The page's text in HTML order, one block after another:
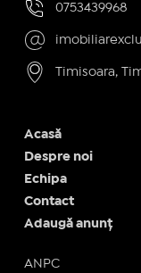
0753439968
Timisoara,
Acasă
Despre noi
Echipa
Contact
Adaugă anunț
ANPC